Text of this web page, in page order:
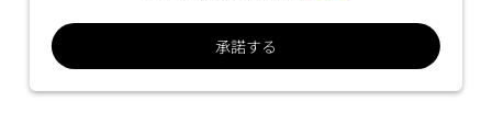
承諾する